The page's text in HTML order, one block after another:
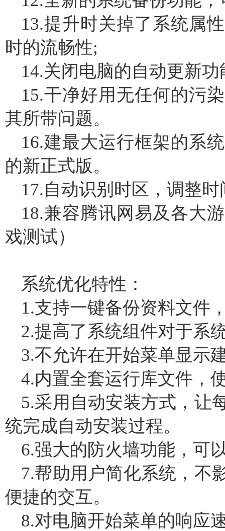
13.提升时关掉了系统属
时的流畅性;
14.关闭电脑的自动更新
15.干净好用无任何的污
其所带问题。
16.建最大运行框架的系
的新正式版。
17.自动识别时区，调整时
18.兼容腾讯网易及各大
戏测试）
系统优化特性：
1.支持一键备份资料文件
2.提高了系统组件对于系
3.不允许在开始菜单显示
4.内置全套运行库文件，
5.采用自动安装方式，让
统完成自动安装过程。
6.强大的防火墙功能，可
7.帮助用户简化系统，不
便捷的交互。
8.对电脑开始菜单的响应